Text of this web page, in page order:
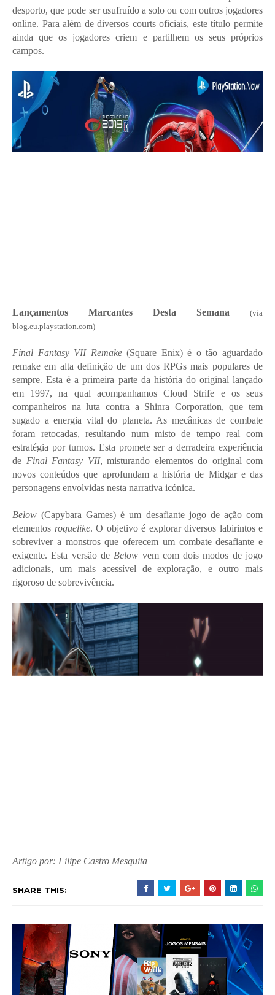
desporto, que pode ser usufruído a solo ou com outros jogadores
online. Para além de diversos courts oficiais, este título permite
ainda que os jogadores criem e partilhem os seus próprios
campos.
Lançamentos Marcantes Desta Semana (via
blog.eu.playstation.com)
Final Fantasy VII Remake(Square Enix) é o tão aguardado
remake em alta definição de um dos RPGs mais populares de
sempre. Esta é a primeira parte da história do original lançado
em 1997, na qual acompanhamos Cloud Strife e os seus
companheiros na luta contra a Shinra Corporation, que tem
sugado a energia vital do planeta. As mecânicas de combate
foram retocadas, resultando num misto de tempo real com
estratégia por turnos. Esta promete ser a derradeira experiência
de Final Fantasy VII, misturando elementos do original com
novos conteúdos que aprofundam a história de Midgar e das
personagens envolvidas nesta narrativa icónica.
Below(Capybara Games) é um desafiante jogo de ação com
elementos roguelike. O objetivo é explorar diversos labirintos e
sobreviver a monstros que oferecem um combate desafiante e
exigente. Esta versão de Below vem com dois modos de jogo
adicionais, um mais acessível de exploração, e outro mais
rigoroso de sobrevivência.
Artigo por: Filipe Castro Mesquita
SHARE THIS: